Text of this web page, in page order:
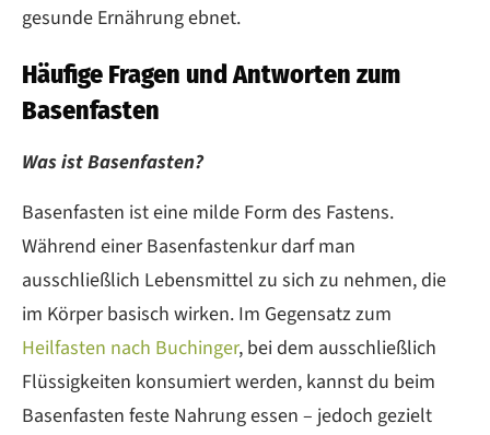
gesunde Ernährung ebnet.
Häufige Fragen und Antworten zum
Basenfasten
Was ist Basenfasten?
Basenfasten ist eine milde Form des Fastens.
Während einer Basenfastenkur darf man
ausschließlich Lebensmittel zu sich zu nehmen, die
im Körper basisch wirken. Im Gegensatz zum
Heilfasten nach Buchinger, bei dem ausschließlich
Flüssigkeiten konsumiert werden, kannst du beim
Basenfasten feste Nahrung essen – jedoch gezielt